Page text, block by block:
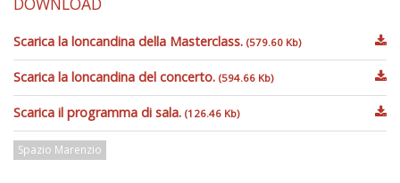
Scarica la loncandina della Masterclass. (579.60 Kb)
Scarica la loncandina del concerto. (594.66 Kb)
Scarica il programma di sala. (126.46 Kb)
Spazio Marenzio